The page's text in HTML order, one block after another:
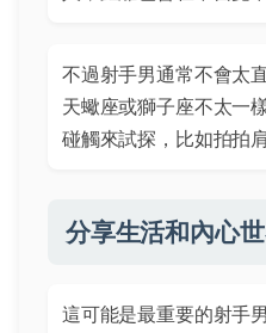
不過射手男通常不會太
天蠍座或獅子座不太一
碰觸來試探，比如拍拍
分享生活和內心
這可能是最重要的射手